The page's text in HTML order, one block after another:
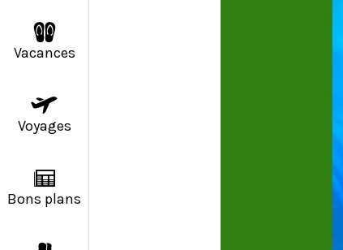
Vacances
Voyages
Bons plans